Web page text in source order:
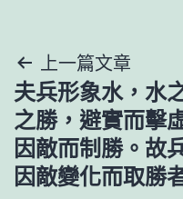
文
章
導
上一篇文章
夫兵形象水，水
之勝，避實而擊
因敵而制勝。故
因敵變化而取勝